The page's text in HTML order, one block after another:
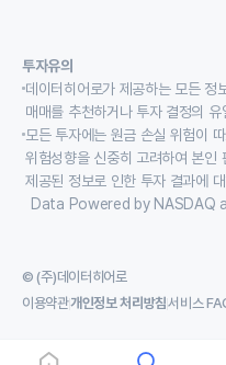
투자유의
데이터히어로가 제공하는 모든 정
매매를 추천하거나 투자 결정의
모든 투자에는 원금 손실 위험이
위험성향을 신중히 고려하여 본인
제공된 정보로 인한 투자 결과에
Data Powered by NASDAQ
© (주)데이터히어로
이용약관개인정보 처리방침서비스